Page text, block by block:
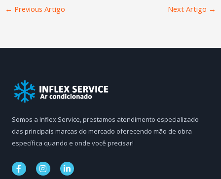
← Previous Artigo Next Artigo →
Somos a Inflex Service, prestamos atendimento especializado
das principais marcas do mercado oferecendo mão de obra
específica quando e onde você precisar!
F
a
I
n
L
i